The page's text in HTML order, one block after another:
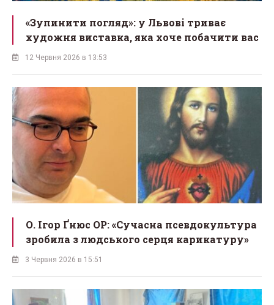
«Зупинити погляд»: у Львові триває
художня виставка, яка хоче побачити вас
12 Червня 2026 в 13:53
О. Ігор Ґнюс OP: «Сучасна псевдокультура
зробила з людського серця карикатуру»
3 Червня 2026 в 15:51